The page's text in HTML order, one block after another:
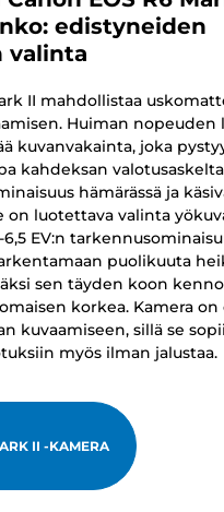
edistyneiden
valinta
II mahdollistaa
Huiman nopeuden
kuvanvakainta, joka
kahdeksan
hämärässä ja
on luotettava valinta
EV:n
puolikuuta
sen täyden koon
korkea. Kamera
kuvaamiseen, sillä se
myös ilman jalustaa.
II -KAMERA